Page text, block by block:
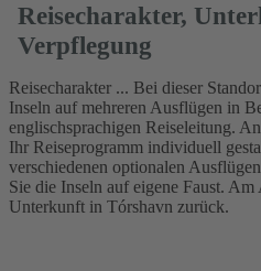
Reisecharakter,
Verpflegung
Reisecharakter ... Bei dieser
Inseln auf mehreren Ausflügen in
englischsprachigen Reiseleitung.
Ihr Reiseprogramm individuell
verschiedenen optionalen
Sie die Inseln auf eigene Faust.
Unterkunft in Tórshavn zurück.